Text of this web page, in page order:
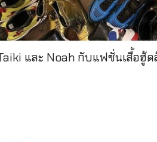
และ Noah กับแฟชั่นเสื้อฮู้ด